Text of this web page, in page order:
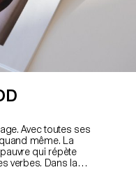
Avec toutes ses
même. La
qui répète
verbes. Dans la